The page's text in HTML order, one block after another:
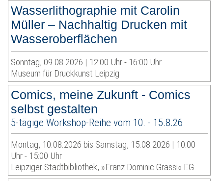
Wasserlithographie mit Carolin
Müller – Nachhaltig Drucken mit
Wasseroberflächen
Sonntag, 09.08.2026 | 12:00 Uhr - 16:00 Uhr
Museum für Druckkunst Leipzig
Comics, meine Zukunft - Comics
selbst gestalten
5-tägige Workshop-Reihe vom 10. - 15.8.26
Montag, 10.08.2026 bis Samstag, 15.08.2026 | 10:00
Uhr - 15:00 Uhr
Leipziger Stadtbibliothek, »Franz Dominic Grassi« EG